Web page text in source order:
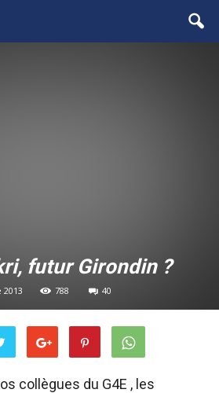
futur Girondin ?
788 40
collègues du G4E , les